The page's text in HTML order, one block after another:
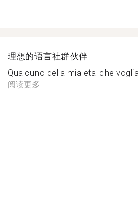
理想的语言社群伙伴
Qualcuno della mia eta' che
阅读更多